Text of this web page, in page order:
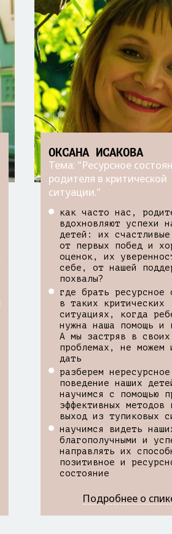
ОКСАНА ИСАКОВА
Тема: "Ресурсное
родителя в критической
ситуации."
как часто нас,
вдохновляют успехи
детей: их счастливые
от первых побед и
оценок, их
себе, от нашей
похвалы?
где брать ресурсное
в таких критических
ситуациях, когда
нужна наша помощь и
А мы застряв в своих
проблемах, не можем
дать
разберем нересурсное
поведение наших
научимся с помощью
эффективных методов
выход из тупиковых
научимся видеть
благополучными и
направлять их
позитивное и
состояние